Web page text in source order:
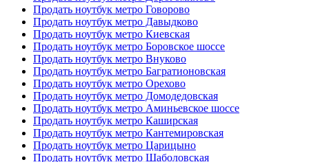
Продать ноутбук метро Говорово
Продать ноутбук метро Давыдково
Продать ноутбук метро Киевская
Продать ноутбук метро Боровское шоссе
Продать ноутбук метро Внуково
Продать ноутбук метро Багратионовская
Продать ноутбук метро Орехово
Продать ноутбук метро Домодедовская
Продать ноутбук метро Аминьевское шоссе
Продать ноутбук метро Каширская
Продать ноутбук метро Кантемировская
Продать ноутбук метро Царицыно
Продать ноутбук метро Шаболовская